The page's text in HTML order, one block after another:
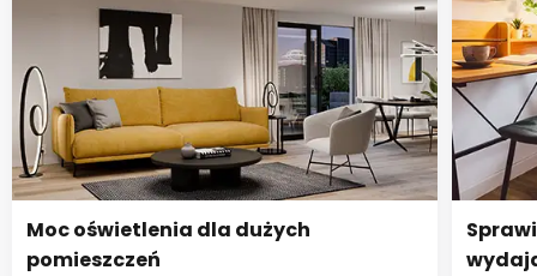
Moc oświetlenia dla dużych
pomieszczeń